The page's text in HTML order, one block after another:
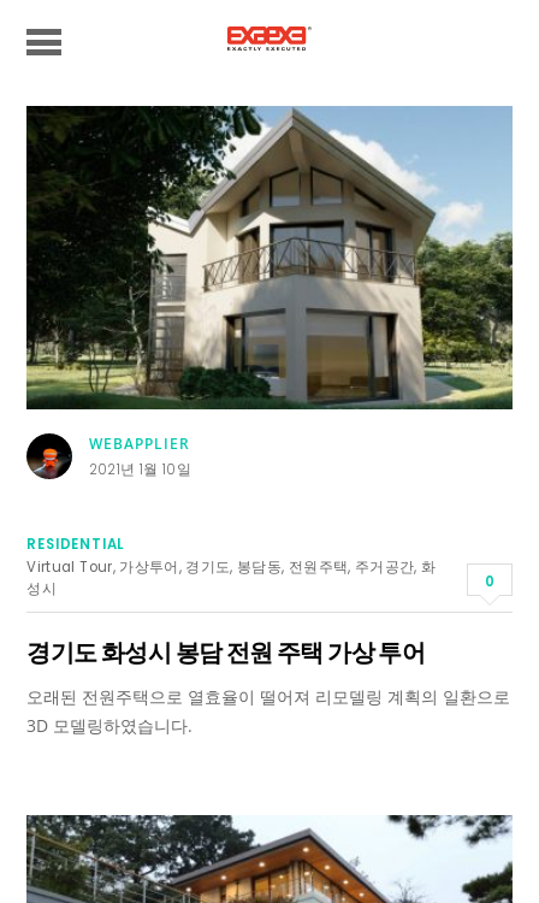
WEBAPPLIER
2021년 1월 10일
RESIDENTIAL
Virtual Tour, 가상투어, 경기도, 봉담동, 전원주택, 주거공간,화
성시
0
경기도 화성시 봉담 전원 주택 가상 투어
오래된 전원주택으로 열효율이 떨어져 리모델링 계획의 일환으로
3D 모델링하였습니다.